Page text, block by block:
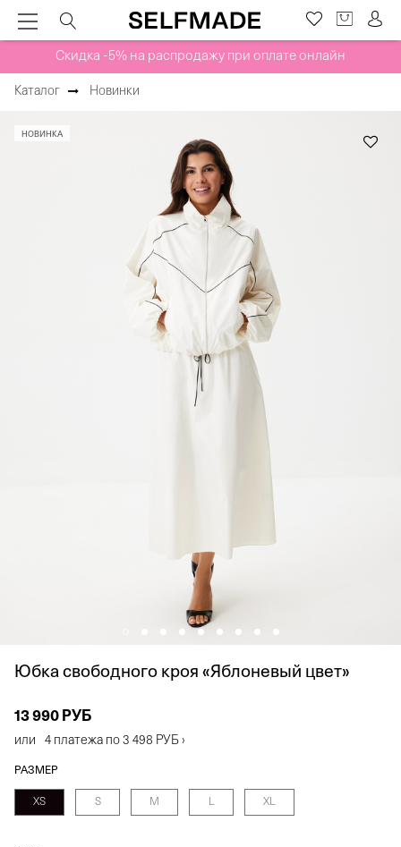
Скидка -5% на распродажу при оплате онлайн
Каталог Новинки
НОВИНКА
Юбка свободного кроя «Яблоневый цвет»
13 990 РУБ
или 4 платежа по 3 498 РУБ ›
РАЗМЕР
XS S M L XL